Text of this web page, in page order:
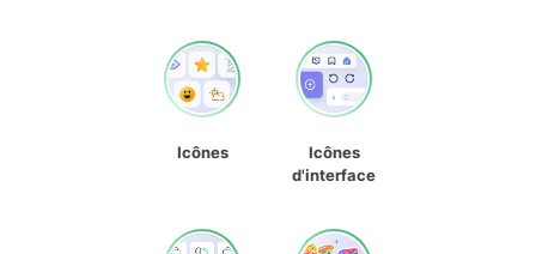
Icônes
Icônes
d'interface